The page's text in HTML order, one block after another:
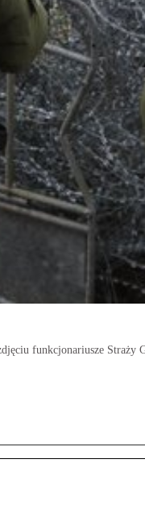
funkcjonariusze Straży